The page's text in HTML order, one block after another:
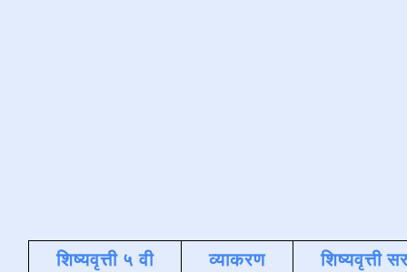
शिष्यवृत्ती ५ वी व्याकरण
शिष्यवृत्ती